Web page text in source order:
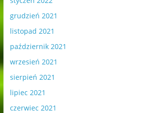
grudzień 2021
listopad 2021
październik 2021
wrzesień 2021
sierpień 2021
lipiec 2021
czerwiec 2021